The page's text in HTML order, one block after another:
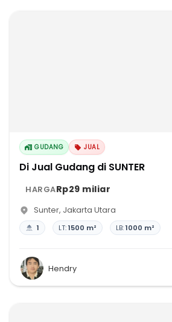
GUDANG JUAL
Di Jual Gudang di SUNTER
HARGARp29 miliar
Sunter, Jakarta Utara
1 LT:1500 m² LB:1000 m²
Hendry